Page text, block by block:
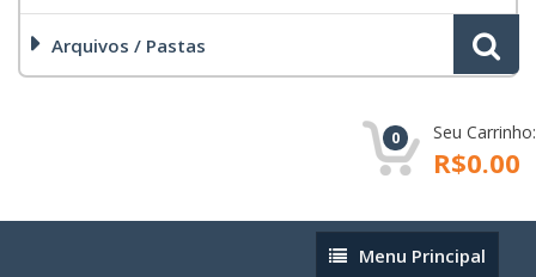
Arquivos / Pastas
0 Seu Carrinho:
R$0.00
MenuMenu Principal